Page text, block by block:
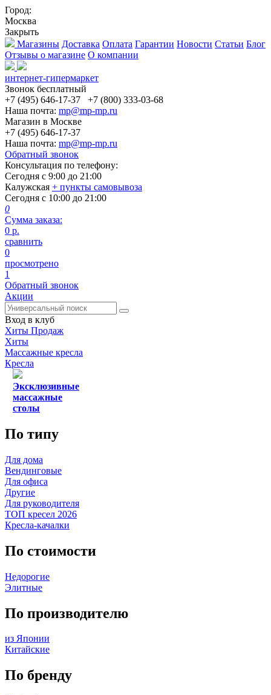
Город:
Москва
Закрыть
Магазины Доставка Оплата Гарантии Новости Статьи Блог
Отзывы о магазине О компании
интернет-гипермаркет
Звонок бесплатный
+7 (495) 646-17-37
+7 (800) 333-03-68
Наша почта: mp@mp-mp.ru
Магазин в Москве
+7 (495) 646-17-37
Наша почта: mp@mp-mp.ru
Обратный звонок
Консультация по телефону:
Сегодня с 9:00 до 21:00
Калужская + пункты самовывоза
Сегодня с 10:00 до 21:00
0
Сумма заказа:
0 р.
сравнить
0
просмотрено
1
Обратный звонок
Акции
Вход в клуб
Хиты Продаж
Хиты
Массажные кресла
Кресла
Эксклюзивные
массажные
столы
По типу
Для дома
Вендинговые
Для офиса
Другие
Для руководителя
ТОП кресел 2026
Кресла-качалки
По стоимости
Недорогие
Элитные
По производителю
из Японии
Китайские
По бренду